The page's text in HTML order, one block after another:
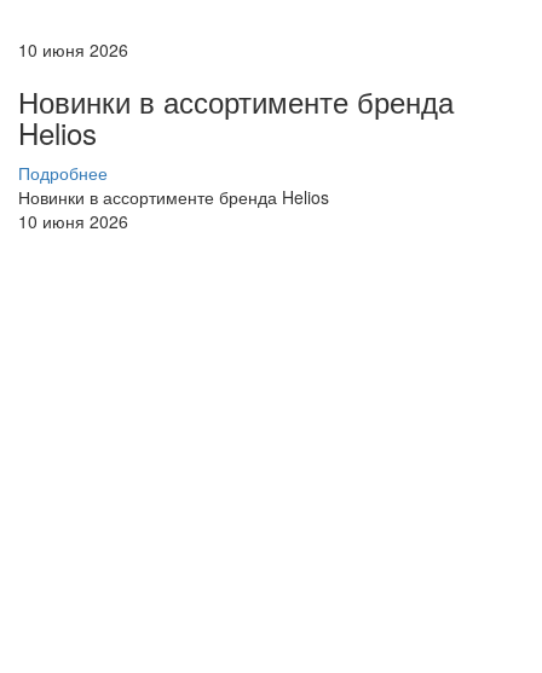
10 июня 2026
Новинки в ассортименте бренда
Helios
Подробнее
Новинки в ассортименте бренда Helios
10 июня 2026